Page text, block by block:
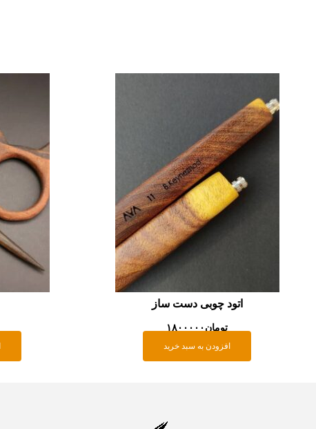
اتود چوبی دست ساز
تومان۱۸۰۰۰۰۰
افزودن به سبد خرید